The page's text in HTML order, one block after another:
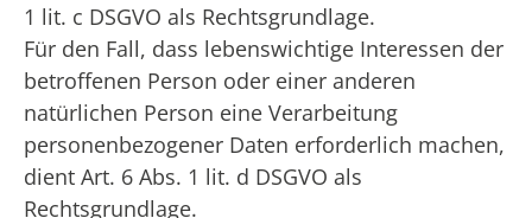
1 lit. c DSGVO als Rechtsgrundlage.
Für den Fall, dass lebenswichtige Interessen der
betroffenen Person oder einer anderen
natürlichen Person eine Verarbeitung
personenbezogener Daten erforderlich machen,
dient Art. 6 Abs. 1 lit. d DSGVO als
Rechtsgrundlage.